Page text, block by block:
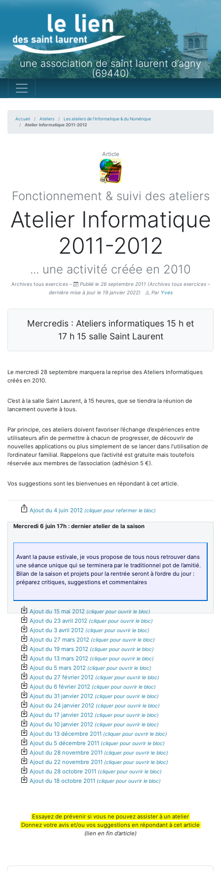
une association de saint laurent d’agny
(69440)
Accueil Ateliers
Les ateliers de l’Informatique & du Numérique
Atelier Informatique 2011-2012
Article
Fonctionnement & suivi des ateliers
Atelier Informatique
2011-2012
... une activité créée en 2010
Archives tous exercices – Publié le 26 septembre 2011 (Archives tous exercices –
dernière mise à jour le 19 janvier 2022)
Par Yves
Mercredis : Ateliers informatiques 15 h et
17 h 15 salle Saint Laurent
Le mercredi 28 septembre marquera la reprise des Ateliers Informatiques
créés en 2010.
C’est à la salle Saint Laurent, à 15 heures, que se tiendra la réunion de
lancement ouverte à tous.
Par principe, ces ateliers doivent favoriser l’échange d’expériences entre
utilisateurs afin de permettre à chacun de progresser, de découvrir de
nouvelles applications ou plus simplement de se lancer dans l’utilisation de
l’ordinateur familial. Rappelons que l’activité est gratuite mais toutefois
réservée aux membres de l’association (adhésion 5 €).
Vos suggestions sont les bienvenues en répondant à cet article.
Ajout du 4 juin 2012
Mercredi 6 juin 17h : dernier atelier de la saison
Avant la pause estivale, je vous propose de tous nous retrouver dans
une séance unique qui se terminera par le traditionnel pot de l’amitié.
Bilan de la saison et projets pour la rentrée seront à l’ordre du jour :
préparez critiques, suggestions et commentaires
Ajout du 15 mai 2012
Ajout du 23 avril 2012
Ajout du 3 avril 2012
Ajout du 27 mars 2012
Ajout du 19 mars 2012
Ajout du 13 mars 2012
Ajout du 5 mars 2012
Ajout du 27 février 2012
Ajout du 6 février 2012
Ajout du 31 janvier 2012
Ajout du 24 janvier 2012
Ajout du 17 janvier 2012
Ajout du 10 janvier 2012
Ajout du 13 décembre 2011
Ajout du 5 décembre 2011
Ajout du 28 novembre 2011
Ajout du 22 novembre 2011
Ajout du 28 octobre 2011
Ajout du 18 octobre 2011
Essayez de prévenir si vous ne pouvez assister à un atelier
Donnez votre avis et/ou vos suggestions en répondant à cet article
(lien en fin d’article)